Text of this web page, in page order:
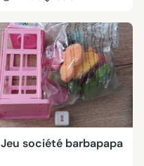
Jeu société barbapapa